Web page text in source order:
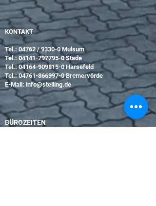
KONTAKT
Tel.: 04762 / 9330-0 Mulsum
Tel.: 04141-797795-0Stade
Tel.:04164-909815-0Harsefeld
Tel.:04761-866997-0Bremervörde
E-Mail: info@stelling.de
BÜROZEITEN